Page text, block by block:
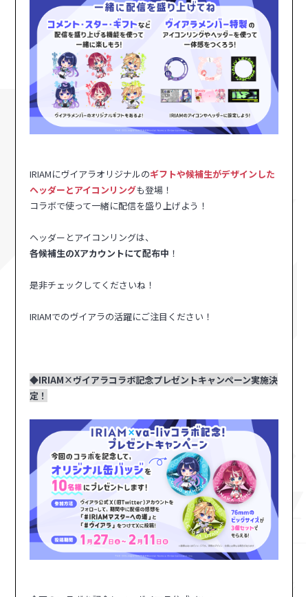
IRIAMにヴイアラオリジナルのギフトや候補生がデザインした
ヘッダーとアイコンリングも登場！
コラボで使って一緒に配信を盛り上げよう！
ヘッダーとアイコンリングは、
各候補生のXアカウントにて配布中 ！
是非チェックしてくださいね！
IRIAMでのヴイアラの活躍にご注目ください！
◆IRIAM×ヴイアラコラボ記念プレゼントキャンペーン実施決
定！